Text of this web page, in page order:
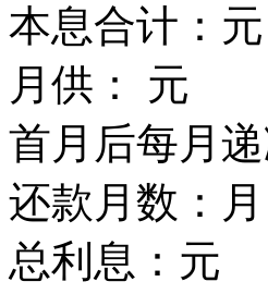
本息合计： 元
月供：
元
首月后每月
还款月数： 月
总利息： 元